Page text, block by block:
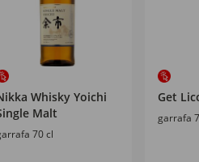
Whisky Yoichi
Malt
70 cl
Get
garrafa